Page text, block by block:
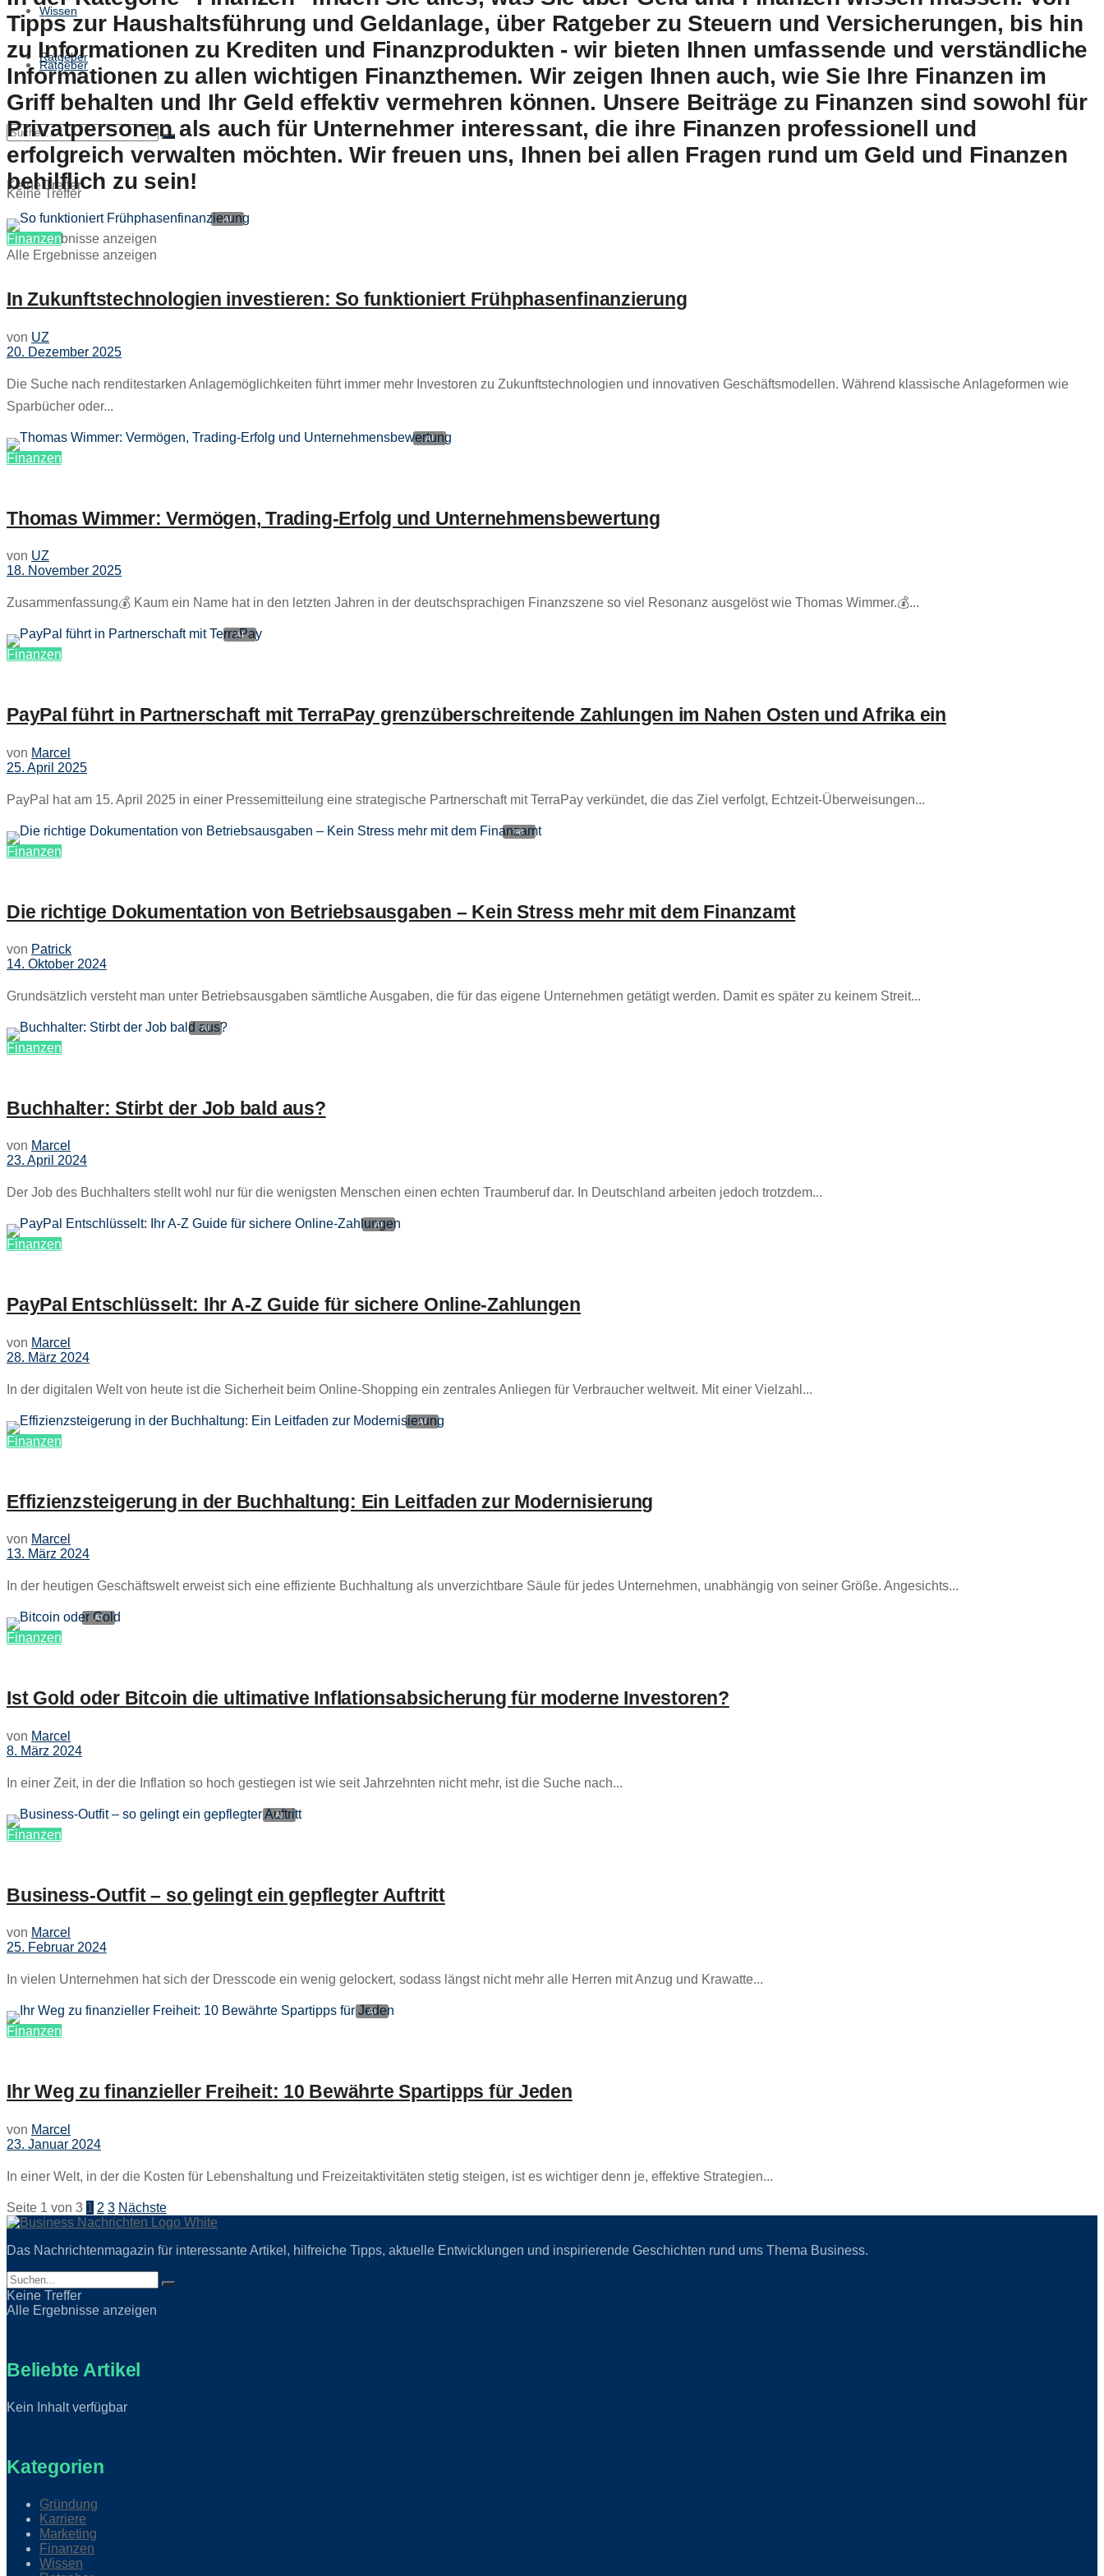
Ratgeber
Keine Treffer
Alle Ergebnisse anzeigen
Wissen
Ratgeber
Keine Treffer
Alle Ergebnisse anzeigen
Tipps zur Haushaltsführung und Geldanlage, über Ratgeber zu Steuern und Versicherungen, bis hin
zu Informationen zu Krediten und Finanzprodukten - wir bieten Ihnen umfassende und verständliche
Informationen zu allen wichtigen Finanzthemen. Wir zeigen Ihnen auch, wie Sie Ihre Finanzen im
Griff behalten und Ihr Geld effektiv vermehren können. Unsere Beiträge zu Finanzen sind sowohl für
Privatpersonen als auch für Unternehmer interessant, die ihre Finanzen professionell und
erfolgreich verwalten möchten. Wir freuen uns, Ihnen bei allen Fragen rund um Geld und Finanzen
behilflich zu sein!
Finanzen
In Zukunftstechnologien investieren: So funktioniert Frühphasenfinanzierung
von UZ
20. Dezember 2025
Die Suche nach renditestarken Anlagemöglichkeiten führt immer mehr Investoren zu Zukunftstechnologien und innovativen Geschäftsmodellen. Während klassische Anlageformen wie
Sparbücher oder...
Finanzen
Thomas Wimmer: Vermögen, Trading-Erfolg und Unternehmensbewertung
von UZ
18. November 2025
Zusammenfassung💰 Kaum ein Name hat in den letzten Jahren in der deutschsprachigen Finanzszene so viel Resonanz ausgelöst wie Thomas Wimmer.💰...
Finanzen
PayPal führt in Partnerschaft mit TerraPay grenzüberschreitende Zahlungen im Nahen Osten und Afrika ein
von Marcel
25. April 2025
PayPal hat am 15. April 2025 in einer Pressemitteilung eine strategische Partnerschaft mit TerraPay verkündet, die das Ziel verfolgt, Echtzeit-Überweisungen...
Finanzen
Die richtige Dokumentation von Betriebsausgaben – Kein Stress mehr mit dem Finanzamt
von Patrick
14. Oktober 2024
Grundsätzlich versteht man unter Betriebsausgaben sämtliche Ausgaben, die für das eigene Unternehmen getätigt werden. Damit es später zu keinem Streit...
Finanzen
Buchhalter: Stirbt der Job bald aus?
von Marcel
23. April 2024
Der Job des Buchhalters stellt wohl nur für die wenigsten Menschen einen echten Traumberuf dar. In Deutschland arbeiten jedoch trotzdem...
Finanzen
PayPal Entschlüsselt: Ihr A-Z Guide für sichere Online-Zahlungen
von Marcel
28. März 2024
In der digitalen Welt von heute ist die Sicherheit beim Online-Shopping ein zentrales Anliegen für Verbraucher weltweit. Mit einer Vielzahl...
Finanzen
Effizienzsteigerung in der Buchhaltung: Ein Leitfaden zur Modernisierung
von Marcel
13. März 2024
In der heutigen Geschäftswelt erweist sich eine effiziente Buchhaltung als unverzichtbare Säule für jedes Unternehmen, unabhängig von seiner Größe. Angesichts...
Finanzen
Ist Gold oder Bitcoin die ultimative Inflationsabsicherung für moderne Investoren?
von Marcel
8. März 2024
In einer Zeit, in der die Inflation so hoch gestiegen ist wie seit Jahrzehnten nicht mehr, ist die Suche nach...
Finanzen
Business-Outfit – so gelingt ein gepflegter Auftritt
von Marcel
25. Februar 2024
In vielen Unternehmen hat sich der Dresscode ein wenig gelockert, sodass längst nicht mehr alle Herren mit Anzug und Krawatte...
Finanzen
Ihr Weg zu finanzieller Freiheit: 10 Bewährte Spartipps für Jeden
von Marcel
23. Januar 2024
In einer Welt, in der die Kosten für Lebenshaltung und Freizeitaktivitäten stetig steigen, ist es wichtiger denn je, effektive Strategien...
Seite 1 von 3 1 2 3 Nächste
Das Nachrichtenmagazin für interessante Artikel, hilfreiche Tipps, aktuelle Entwicklungen und inspirierende Geschichten rund ums Thema Business.
Keine Treffer
Alle Ergebnisse anzeigen
Beliebte Artikel
Kein Inhalt verfügbar
Kategorien
Gründung
Karriere
Marketing
Finanzen
Wissen